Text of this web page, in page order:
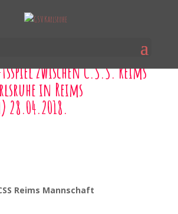
zwischen C.S.S. Reims
in Reims
28.04.2018.
Reims Mannschaft